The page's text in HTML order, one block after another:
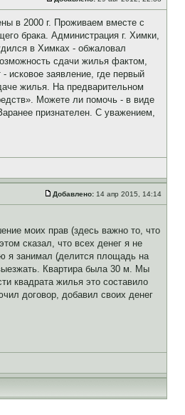
в 2000 г. Проживаем вместе с
брака. Администрация г. Химки,
в Химках - обжаловал
сдачи жилья фактом,
заявление, где первый
жилья. На предварительном
Можете ли помочь - в виде
признателен. С уважением,
Добавлено: 14 апр 2015, 14:14
моих прав (здесь важно то, что
сказал, что всех денег я не
я занимал (делится площадь на
Квартира была 30 м. Мы
квадрата жилья это составило
договор, добавил своих денег